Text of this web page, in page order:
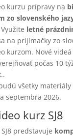
kurzu prípravy na
zo slovenského
letné
na prijímačky zo
kurzom. Nové
počas 10
všetky
septembra 2026.
kurz SJ8
predstavuje